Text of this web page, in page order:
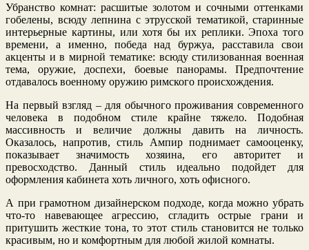
Убранство комнат: расшитые золотом и сочными оттенками
гобелены, всюду лепнина с этрусской тематикой, старинные
интерьерные картины, или хотя бы их реплики. Эпоха того
времени, а именно, победа над буржуа, расставила свои
акценты и в мирной тематике: всюду стилизованная военная
тема, оружие, доспехи, боевые панорамы. Предпочтение
отдавалось военному оружию римского происхождения.
На первый взгляд – для обычного проживания современного
человека в подобном стиле крайне тяжело. Подобная
массивность и величие должны давить на личность.
Оказалось, напротив, стиль Ампир поднимает самооценку,
показывает значимость хозяина, его авторитет и
превосходство. Данный стиль идеально подойдет для
оформления кабинета хоть личного, хоть офисного.
А при грамотном дизайнерском подходе, когда можно убрать
что-то навевающее агрессию, сгладить острые грани и
притушить жесткие тона, то этот стиль становится не только
красивым, но и комфортным для любой жилой комнаты.